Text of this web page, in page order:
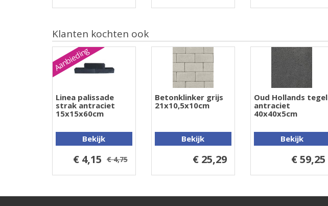
Klanten kochten ook
Aanbieding
Linea palissade
strak antraciet
15x15x60cm
Bekijk
€ 4,15 € 4,75
Betonklinker grijs
21x10,5x10cm
Bekijk
€ 25,29
Oud Hollands tegel
antraciet
40x40x5cm
Bekijk
€ 59,25